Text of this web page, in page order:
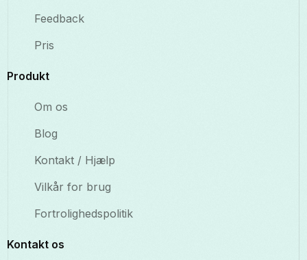
Feedback
Pris
Produkt
Om os
Blog
Kontakt / Hjælp
Vilkår for brug
Fortrolighedspolitik
Kontakt os